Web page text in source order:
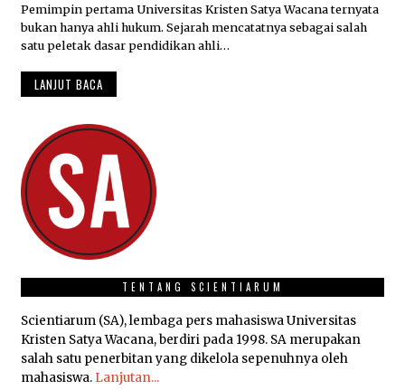
Pemimpin pertama Universitas Kristen Satya Wacana ternyata
bukan hanya ahli hukum. Sejarah mencatatnya sebagai salah
satu peletak dasar pendidikan ahli…
LANJUT BACA
TENTANG SCIENTIARUM
Scientiarum (SA), lembaga pers mahasiswa Universitas
Kristen Satya Wacana, berdiri pada 1998. SA merupakan
salah satu penerbitan yang dikelola sepenuhnya oleh
mahasiswa. Lanjutan...